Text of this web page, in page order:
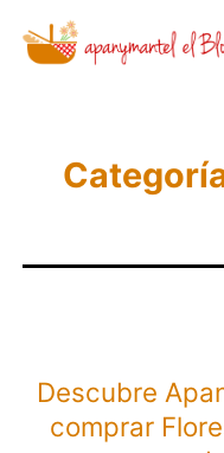
Saltar
Novedades
Descubre
comprar